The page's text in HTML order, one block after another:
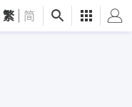
繁 简